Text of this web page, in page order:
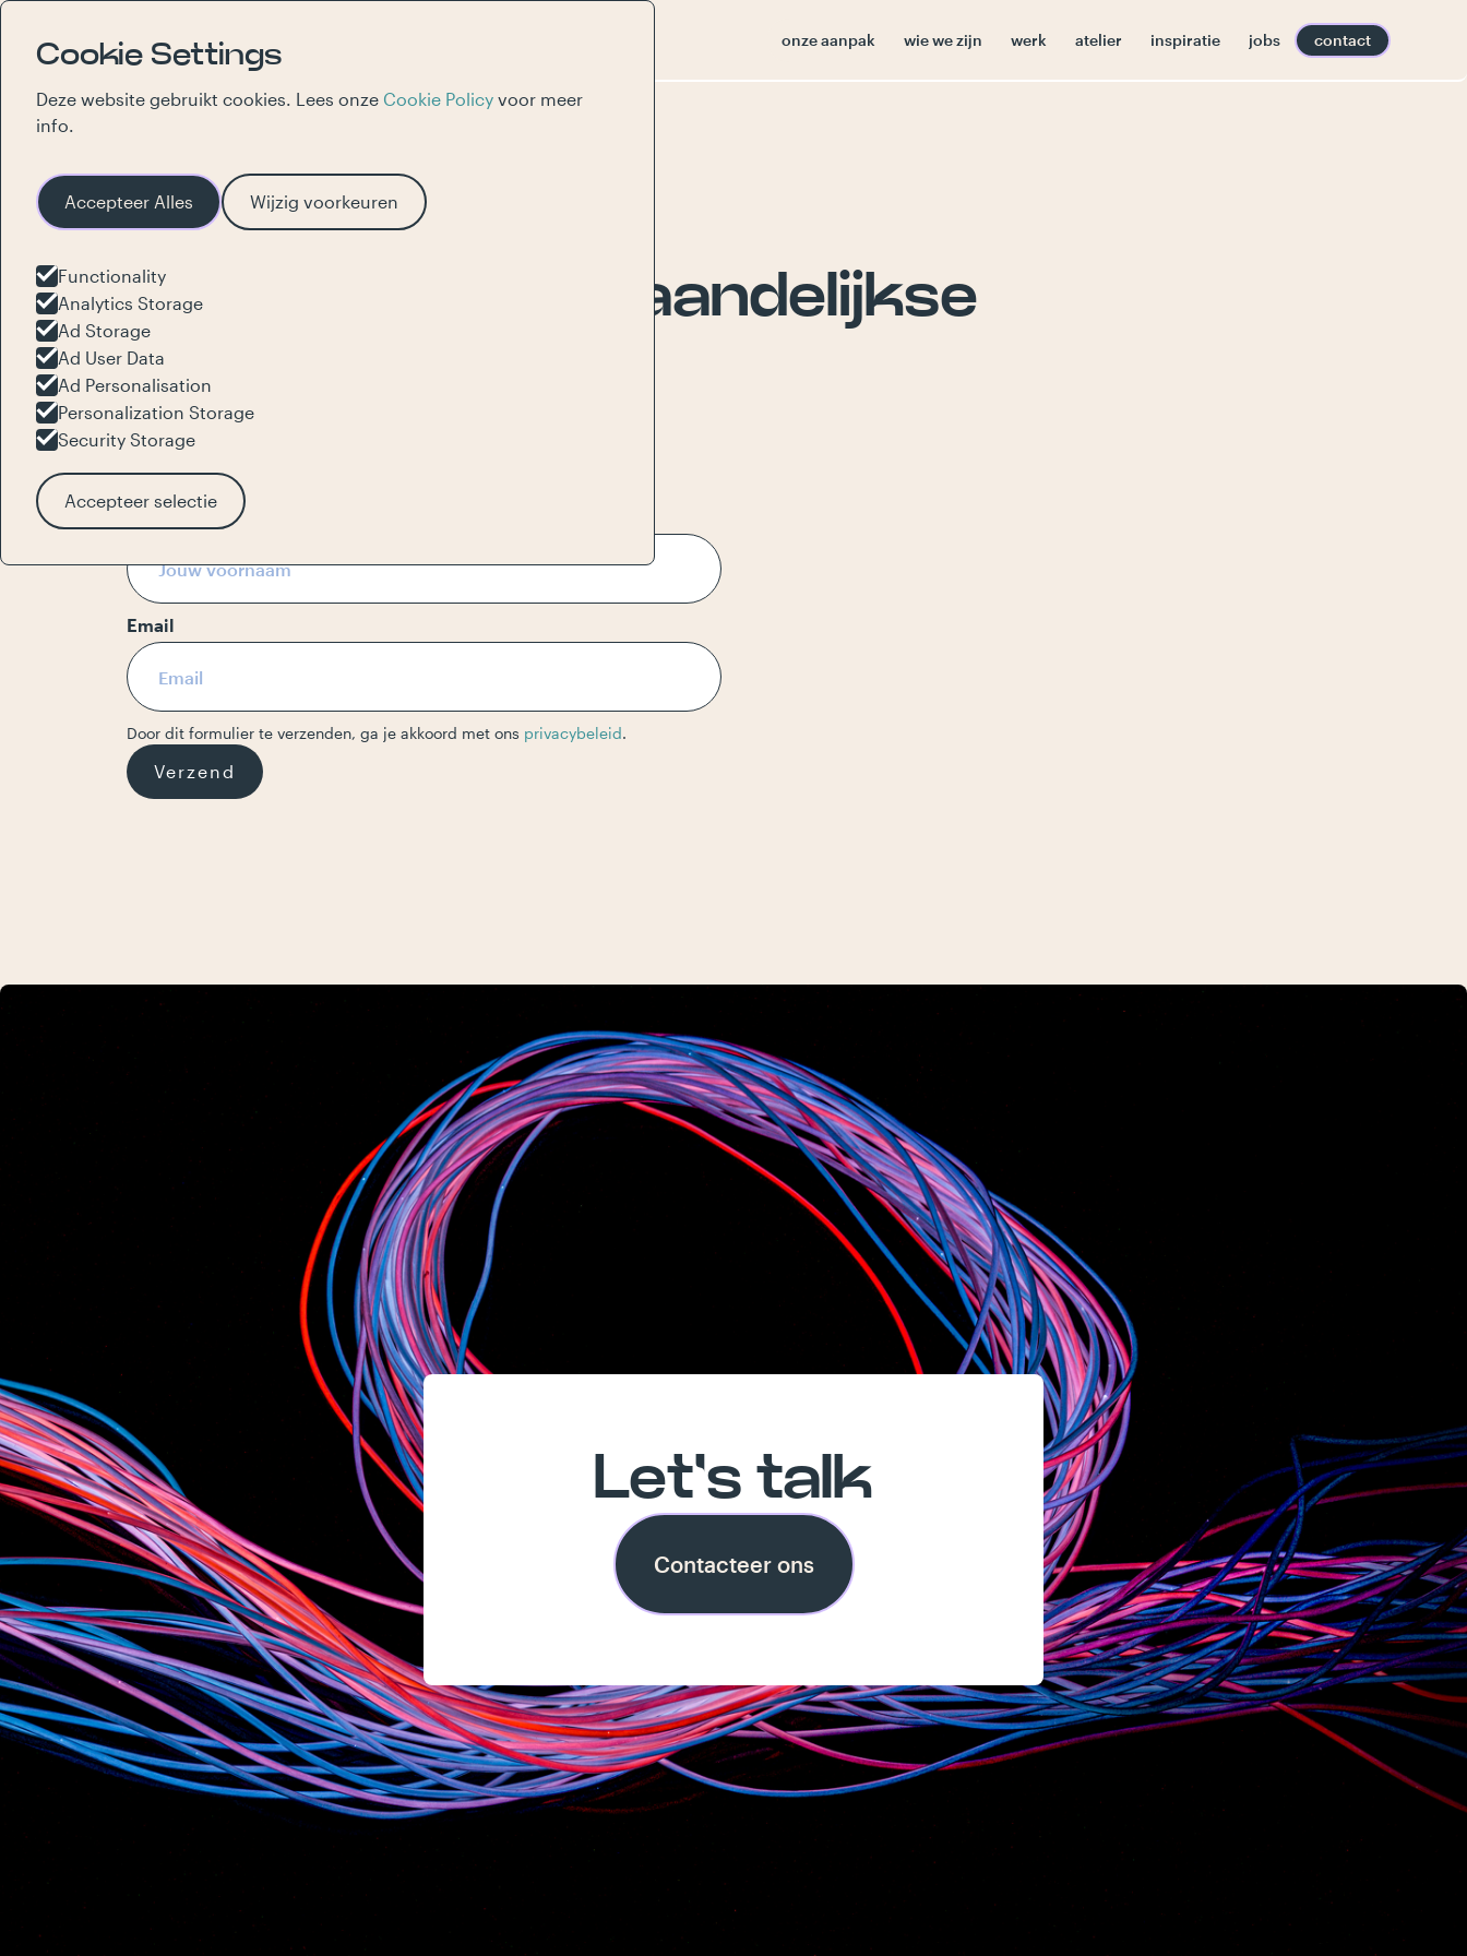
Cookie Settings
Deze website gebruikt cookies. Lees onze Cookie Policy voor meer
info.
Accepteer Alles Wijzig voorkeuren
Functionality
Analytics Storage
Ad Storage
Ad User Data
Ad Personalisation
Personalization Storage
Security Storage
Accepteer selectie
onze aanpak wie we zijn werk atelier inspiratie jobs contact
Ontvang
maandelijkse
nieuwsbrief
Email
Door dit formulier te verzenden, ga je akkoord met ons privacybeleid.
Let's talk
Contacteer ons